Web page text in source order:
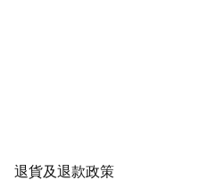
退貨及退款政策